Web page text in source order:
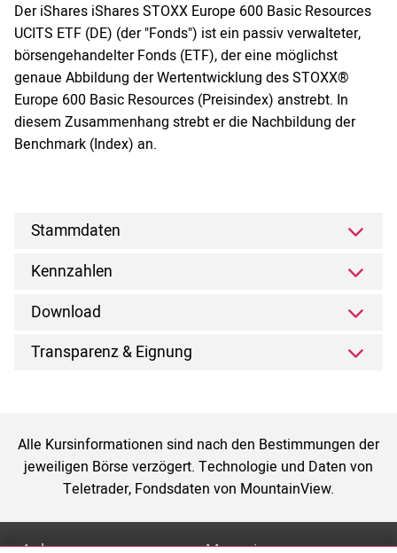
Der iShares iShares STOXX Europe 600 Basic Resources
UCITS ETF (DE) (der "Fonds") ist ein passiv verwalteter,
börsengehandelter Fonds (ETF), der eine möglichst
genaue Abbildung der Wertentwicklung des STOXX®
Europe 600 Basic Resources (Preisindex) anstrebt. In
diesem Zusammenhang strebt er die Nachbildung der
Benchmark (Index) an.
Stammdaten
Kennzahlen
Download
Transparenz & Eignung
Alle Kursinformationen sind nach den Bestimmungen der
jeweiligen Börse verzögert. Technologie und Daten von
Teletrader, Fondsdaten von MountainView.